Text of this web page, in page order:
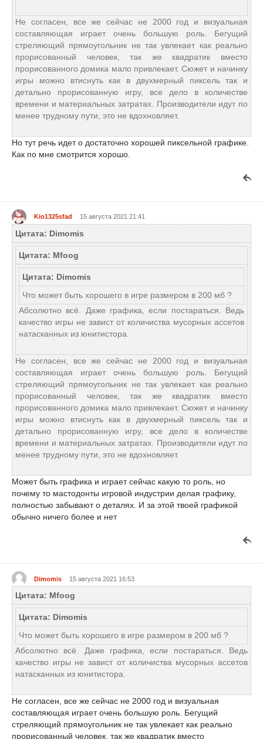
Не согласен, все же сейчас не 2000 год и визуальная
составляющая играет очень большую роль. Бегущий
стреляющий прямоугольник не так увлекает как реально
прорисованный человек, так же квадратик вместо
прорисованного домика мало привлекает. Сюжет и начинку
игры можно втиснуть как в двухмерный пиксель так и
детально прорисованную игру, все дело в количестве
времени и материальных затратах. Производители идут по
менее трудному пути, это не вдохновляет.
Но тут речь идет о достаточно хорошей пиксельной графике.
Как по мне смотрится хорошо.
Kio1325sfad 15 августа 2021 21:41
Цитата: Dimomis
Цитата: Mfoog
Цитата: Dimomis
Что может быть хорошего в игре размером в 200 мб ?
Абсолютно всё. Даже графика, если постараться. Ведь
качество игры не завист от количиства мусорных ассетов
натасканных из юнитистора.
Не согласен, все же сейчас не 2000 год и визуальная
составляющая играет очень большую роль. Бегущий
стреляющий прямоугольник не так увлекает как реально
прорисованный человек, так же квадратик вместо
прорисованного домика мало привлекает. Сюжет и начинку
игры можно втиснуть как в двухмерный пиксель так и
детально прорисованную игру, все дело в количестве
времени и материальных затратах. Производители идут по
менее трудному пути, это не вдохновляет.
Может быть графика и играет сейчас какую то роль, но
почему то мастодонты игровой индустрии делая графику,
полностью забывают о деталях. И за этой твоей графикой
обычно ничего более и нет
Dimomis 15 августа 2021 16:53
Цитата: Mfoog
Цитата: Dimomis
Что может быть хорошего в игре размером в 200 мб ?
Абсолютно всё. Даже графика, если постараться. Ведь
качество игры не завист от количиства мусорных ассетов
натасканных из юнитистора.
Не согласен, все же сейчас не 2000 год и визуальная
составляющая играет очень большую роль. Бегущий
стреляющий прямоугольник не так увлекает как реально
прорисованный человек, так же квадратик вместо